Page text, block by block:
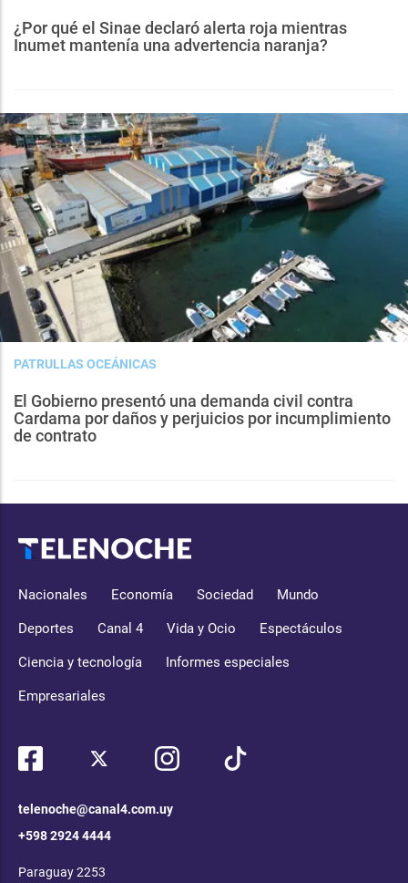
¿Por qué el Sinae declaró alerta roja mientras
Inumet mantenía una advertencia naranja?
PATRULLAS OCEÁNICAS
El Gobierno presentó una demanda civil contra
Cardama por daños y perjuicios por incumplimiento
de contrato
Nacionales Economía Sociedad Mundo
Deportes Canal 4 Vida y Ocio Espectáculos
Ciencia y tecnología Informes especiales
Empresariales
telenoche@canal4.com.uy
+598 2924 4444
Paraguay 2253